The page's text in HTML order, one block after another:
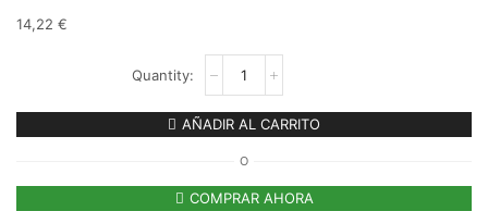
14,22 €
AÑADIR AL CARRITO
O
COMPRAR AHORA